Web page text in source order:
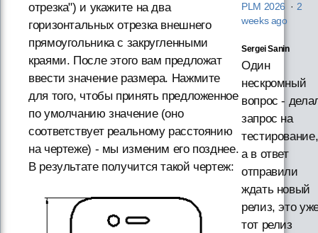
отрезка") и укажите на два
горизонтальных отрезка внешнего
прямоугольника с закругленными
краями. После этого вам предложат
ввести значение размера. Нажмите
для того, чтобы принять предложенное
по умолчанию значение (оно
соответствует реальному расстоянию
на чертеже) - мы изменим его позднее.
В результате получится такой чертеж:
PLM 2026 · 2
weeks ago
Sergei Sanin
Один
нескромный
вопрос -
запрос на
тестирование,
а в ответ
отправили
ждать новый
релиз, это
тот релиз